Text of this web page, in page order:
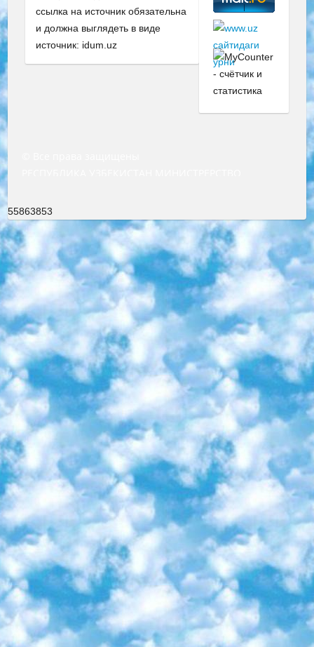
ссылка на источник обязательна
и должна выглядеть в виде
источник: idum.uz
55863853